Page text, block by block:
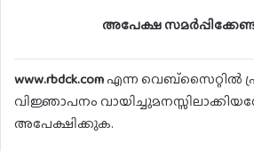
അപേക്ഷ
www.rbdck.comഎന്ന വെബ്സൈറ്റിൽ
വിജ്ഞാപനം
അപേക്ഷിക്കുക.